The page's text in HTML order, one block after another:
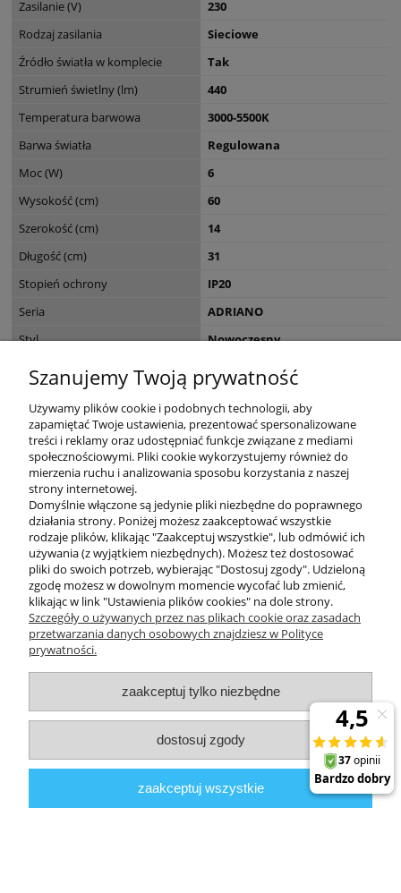
Zasilanie (V)
230
Rodzaj zasilania
Sieciowe
Źródło światła w komplecie
Tak
Strumień świetlny (lm)
440
Temperatura barwowa
3000-5500K
Barwa światła
Regulowana
Moc (W)
6
Wysokość (cm)
60
Szerokość (cm)
14
Długość (cm)
31
Stopień ochrony
IP20
Seria
ADRIANO
Styl
Nowoczesny
Do zastosowania w
Gabinet i biuro, czytelnia
4012248349441
KONTAKT
DODATKOWE
MOJE KONTO
INFORMACJE
// ul. Przemysłowa 11a, 75-216 Koszalin // NIP669-050-03-43
// E-mail: sklep@zuma-line.pl
Szanujemy Twoją prywatność
Używamy plików cookie i podobnych technologii, aby
zapamiętać Twoje ustawienia, prezentować spersonalizowane
treści i reklamy oraz udostępniać funkcje związane z mediami
społecznościowymi. Pliki cookie wykorzystujemy również do
mierzenia ruchu i analizowania sposobu korzystania z naszej
strony internetowej.
Domyślnie włączone są jedynie pliki niezbędne do poprawnego
działania strony. Poniżej możesz zaakceptować wszystkie
rodzaje plików, klikając "Zaakceptuj wszystkie", lub odmówić ich
używania (z wyjątkiem niezbędnych). Możesz też dostosować
pliki do swoich potrzeb, wybierając "Dostosuj zgody". Udzieloną
zgodę możesz w dowolnym momencie wycofać lub zmienić,
klikając w link "Ustawienia plików cookies" na dole strony.
Szczegóły o używanych przez nas plikach cookie oraz zasadach
przetwarzania danych osobowych znajdziesz w Polityce
prywatności.
zaakceptuj tylko niezbędne
dostosuj zgody
zaakceptuj wszystkie